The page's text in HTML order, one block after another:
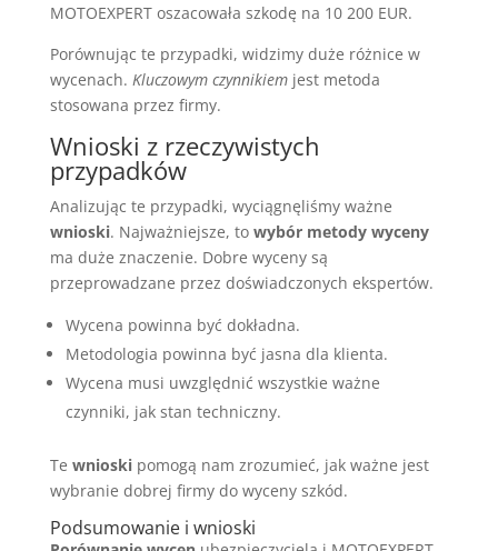
MOTOEXPERT oszacowała szkodę na 10 200 EUR.
Porównując te przypadki, widzimy duże różnice w
wycenach. Kluczowym czynnikiemjest metoda
stosowana przez firmy.
Wnioski z rzeczywistych
przypadków
Analizując te przypadki, wyciągnęliśmy ważne
wnioski. Najważniejsze, to wybór metody wyceny
ma duże znaczenie. Dobre wyceny są
przeprowadzane przez doświadczonych ekspertów.
Wycena powinna być dokładna.
Metodologia powinna być jasna dla klienta.
Wycena musi uwzględnić wszystkie ważne
czynniki, jak stan techniczny.
Te wnioskipomogą nam zrozumieć, jak ważne jest
wybranie dobrej firmy do wyceny szkód.
Podsumowanie i wnioski